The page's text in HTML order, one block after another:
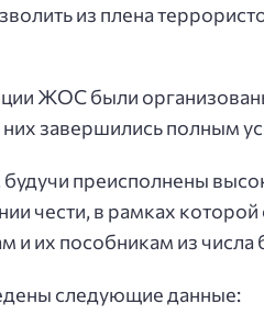
из плена
ЖОС были
завершились полным
преисполнены
чести, в рамках
и их пособникам из
следующие данные: